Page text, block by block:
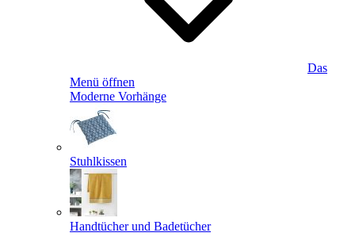
Das
Menü öffnen
Moderne Vorhänge
Stuhlkissen
Handtücher und Badetücher